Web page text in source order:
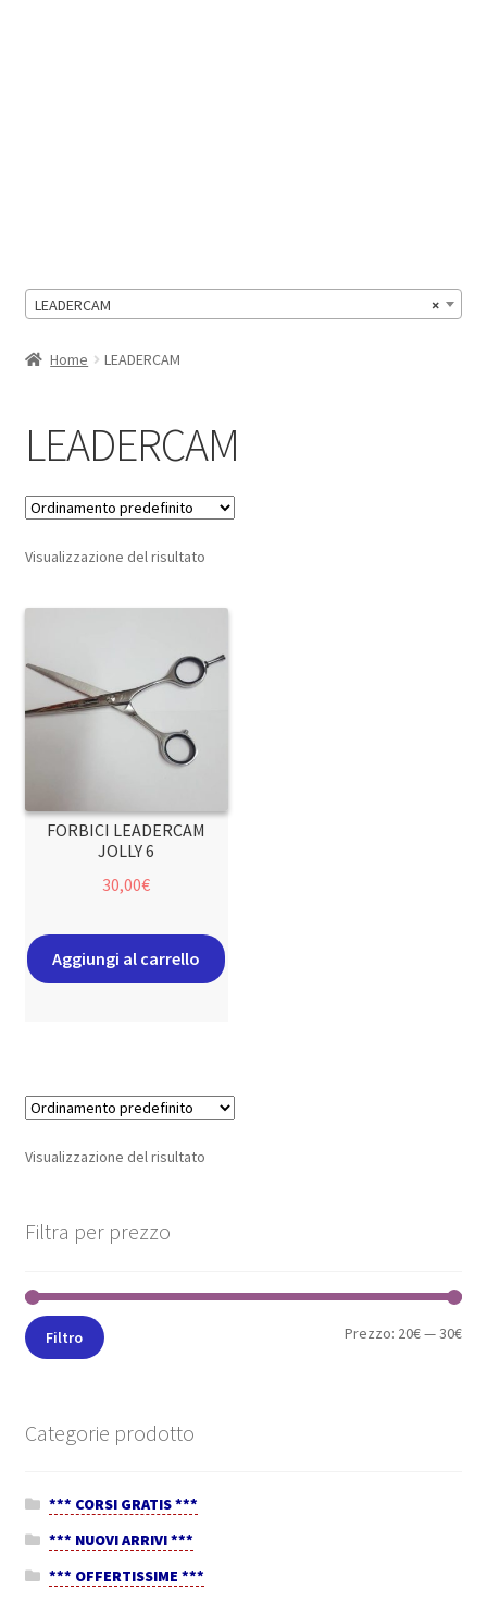
×
LEADERCAM
Home LEADERCAM
LEADERCAM
Visualizzazione del risultato
FORBICI LEADERCAM
JOLLY 6
30,00€
Aggiungi al carrello
Visualizzazione del risultato
Filtra per prezzo
Filtro Prezzo: 20€—30€
Categorie prodotto
*** CORSI GRATIS ***
*** NUOVI ARRIVI ***
*** OFFERTISSIME ***